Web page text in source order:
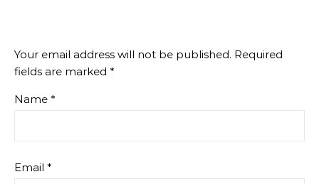
Your email address will not be published. Required
fields are marked *
Name *
Email *